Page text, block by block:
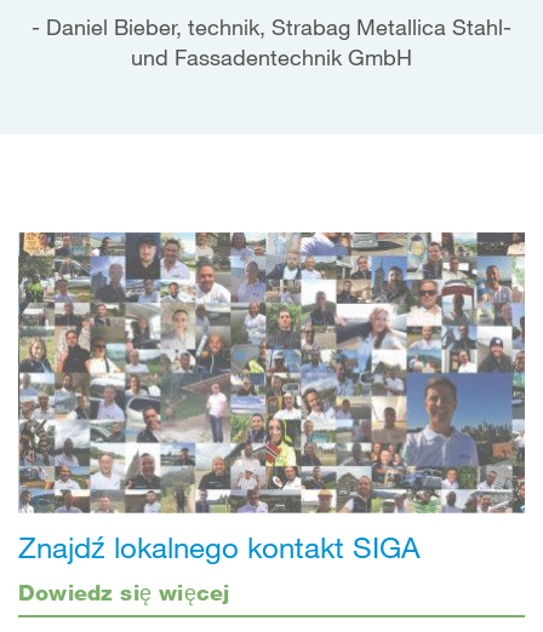
Daniel Bieber, technik, Strabag Metallica Stahl-
und Fassadentechnik GmbH
Znajdź lokalnego kontakt SIGA
Dowiedz się więcej